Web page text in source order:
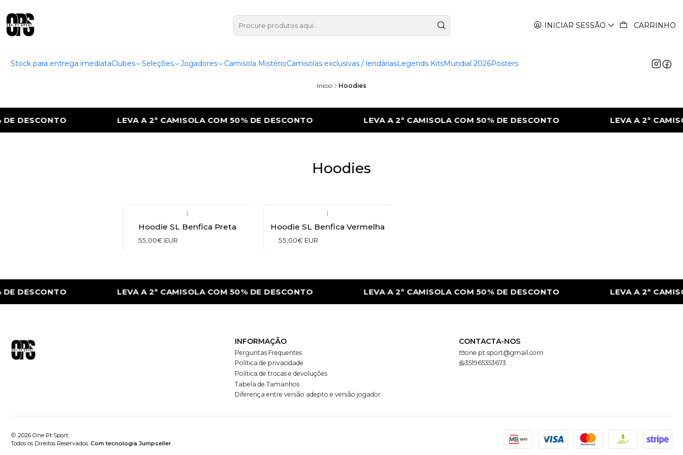
INICIAR SESSÃO CARRINHO
Stock para entrega imediataClubes Seleções Jogadores Camisola MistérioCamisolas exclusivas / lendáriasLegends KitsMundial 2026Posters
Início Hoodies
DESCONTO LEVA A 2ª CAMISOLA COM 50% DE DESCONTO LEVA A 2ª CAMISOLA COM 50% DE DESCONTO LEVA A 2ª
Hoodies
|
Hoodie SL Benfica Preta
55,00€ EUR
|
Hoodie SL Benfica Vermelha
55,00€ EUR
DESCONTO LEVA A 2ª CAMISOLA COM 50% DE DESCONTO LEVA A 2ª CAMISOLA COM 50% DE DESCONTO LEVA A 2ª
INFORMAÇÃO
Perguntas Frequentes
Política de privacidade
Política de trocas e devoluções
Tabela de Tamanhos
Diferença entre versão adepto e versão jogador
CONTACTA-NOS
one.pt.sport@gmail.com
351965353673
2026 One Pt Sport.
Todos os Direitos Reservados. Com tecnologia Jumpseller.